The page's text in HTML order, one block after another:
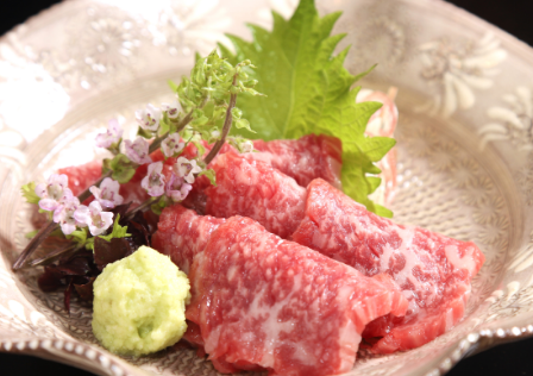
最高級の
神戸牛
ステーキ